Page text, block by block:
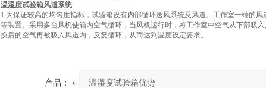
温湿度试验箱风道系统
1.为保证较高的均匀度指标，试验箱设有内部循环送风系统及风道。工作室一端的
等装置。采用多台风机使箱内空气循环，当风机运行时，将工作室中空气从下部吸
换后的空气再被吸入风道内，反复循环，从而达到温度设定要求。
产品：